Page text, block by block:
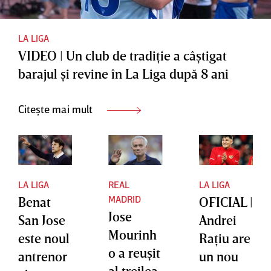
LA LIGA
VIDEO | Un club de tradiţie a câştigat
barajul şi revine în La Liga după 8 ani
Citește mai mult
LA LIGA
Benat
San Jose
este noul
antrenor
REAL
MADRID
Jose
Mourinh
o a reuşit
LA LIGA
OFICIAL |
Andrei
Raţiu are
un nou